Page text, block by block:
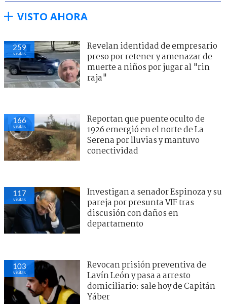
VISTO AHORA
259
visitas
Revelan identidad de empresario
preso por retener y amenazar de
muerte a niños por jugar al "rin
raja"
166
visitas
Reportan que puente oculto de
1926 emergió en el norte de La
Serena por lluvias y mantuvo
conectividad
117
visitas
Investigan a senador Espinoza y su
pareja por presunta VIF tras
discusión con daños en
departamento
103
visitas
Revocan prisión preventiva de
Lavín León y pasa a arresto
domiciliario: sale hoy de Capitán
Yáber